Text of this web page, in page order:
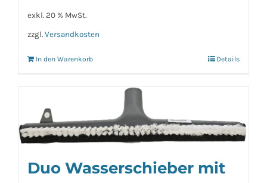
exkl. 20 % MwSt.
zzgl. Versandkosten
In den Warenkorb Details
Duo Wasserschieber mit